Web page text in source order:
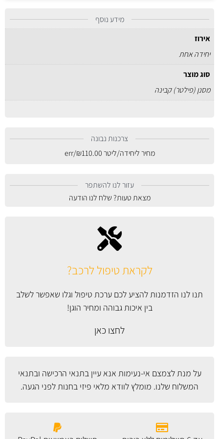
לקראת טיפול לרכב?
תנו לנו הזדמנות להציע לכם ערכת טיפול וגלו שאפשר לשלב
בין איכות גבוהה ומחיר הוגן!
לחצו כאן
על מנת לצמצם אי-נעימות אנא עייןבתנאי הרכישה ובתנאי
המשלוח שלנו. מומלץ לוודא מלאי פיזי בחנות לפני הגעה.
מידע נוסף
אירוז
יחידה אחת
סוג מוצר
מסנן (פילטר) קבינה
צרכנות נבונה
מחיר ליחידה/ליטר
₪110.00
/err
עזור לנו להשתפר
מצאת טעות? שלח לנו הודעה